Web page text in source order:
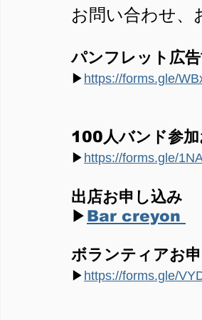
お問い合わせ、
パンフレット広
▶︎ https://forms.gle/
100人バンド参
▶︎ https://forms.gle/
出店お申し込み
▶︎ Bar creyon
ボランティアお
▶︎ https://forms.gle/